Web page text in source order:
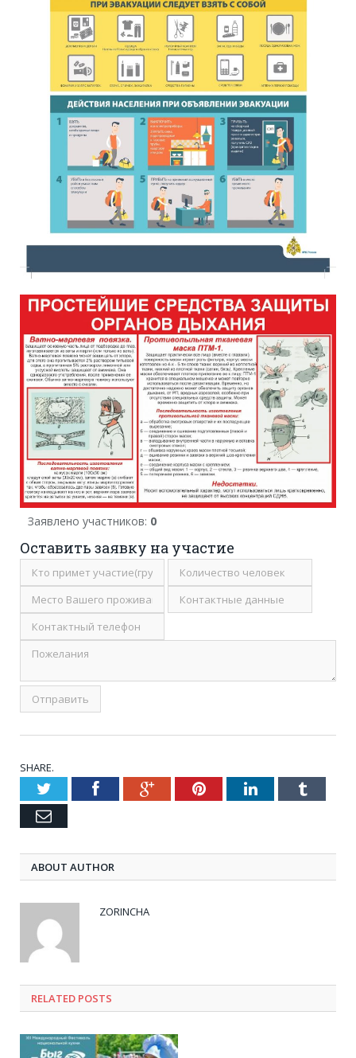
Заявлено участников: 0
Оставить заявку на участие
SHARE.
TwitterFacebookGoogle+PinterestLinkedInTumblr
Email
ABOUT AUTHOR
ZORINCHA
RELATED POSTS